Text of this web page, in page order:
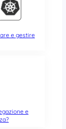
e gestire
e